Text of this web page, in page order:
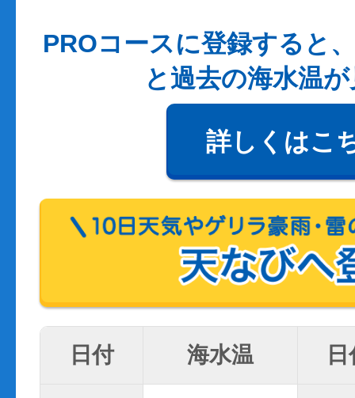
PROコースに登録すると
と過去の海水温
詳しくはこ
日付 海水温